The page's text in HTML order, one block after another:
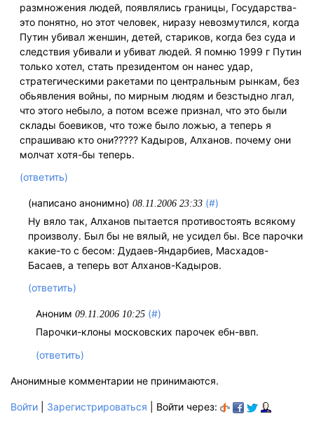
размножения людей, появлялись границы, Государства-
это понятно, но этот человек, ниразу невозмутился, когда
Путин убивал женшин, детей, стариков, когда без суда и
следствия убивали и убиват людей. Я помню 1999 г Путин
только хотел, стать президентом он нанес удар,
стрaтегическими ракетами по центральным рынкам, без
обьявления войны, по мирным людям и безстыдно лгал,
что этого небыло, а потом всеже признал, что это были
склады боевиков, что тоже было ложью, а теперь я
спрашиваю кто они????? Кадыров, Алханов. почему они
молчат хотя-бы теперь.
(ответить)
(написано анонимно) 08.11.2006 23:33 (#)
Ну вяло так, Алханов пытается противостоять всякому
произволу. Был бы не вялый, не усидел бы. Все парочки
какие-то с бесом: Дудаев-Яндарбиев, Масхадов-
Басаев, а теперь вот Алханов-Кадыров.
(ответить)
Аноним09.11.2006 10:25 (#)
Парочки-клоны московских парочек ебн-ввп.
(ответить)
Анонимные комментарии не принимаются.
Войти Зарегистрироваться | Войти через: